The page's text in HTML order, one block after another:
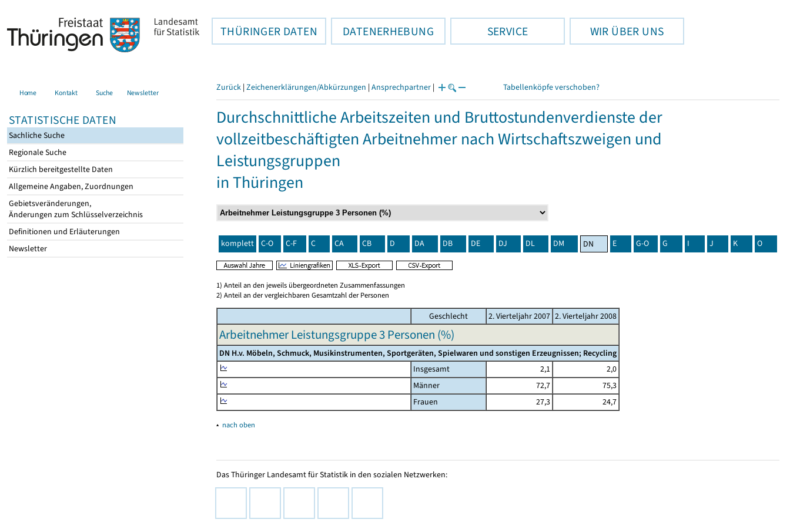
THÜRINGER DATEN DATENERHEBUNG SERVICE WIR ÜBER UNS
Home Kontakt Suche Newsletter
STATISTISCHE DATEN
Sachliche Suche
Regionale Suche
Kürzlich bereitgestellte Daten
Allgemeine Angaben, Zuordnungen
Gebietsveränderungen,
Änderungen zum Schlüsselverzeichnis
Definitionen und Erläuterungen
Newsletter
Zurück | Zeichenerklärungen/Abkürzungen | Ansprechpartner | Tabellenköpfe verschoben?
Durchschnittliche Arbeitszeiten und Bruttostundenverdienste der
vollzeitbeschäftigten Arbeitnehmer nach Wirtschaftszweigen und
Leistungsgruppen
in Thüringen
komplett C-O C-F C CA CB D DA DB DE DJ DL DM DN E G-O G I J K O
1) Anteil an den jeweils übergeordneten Zusammenfassungen
2) Anteil an der vergleichbaren Gesamtzahl der Personen
Geschlecht 2. Vierteljahr 2007 2. Vierteljahr 2008
Arbeitnehmer Leistungsgruppe 3 Personen (%)
DN H.v. Möbeln, Schmuck, Musikinstrumenten, Sportgeräten, Spielwaren und sonstigen Erzeugnissen; Recycling
Insgesamt
2,1
2,0
Männer
72,7
75,3
Frauen
27,3 24,7
▴ nach oben
Das Thüringer Landesamt für Statistik in den sozialen Netzwerken: